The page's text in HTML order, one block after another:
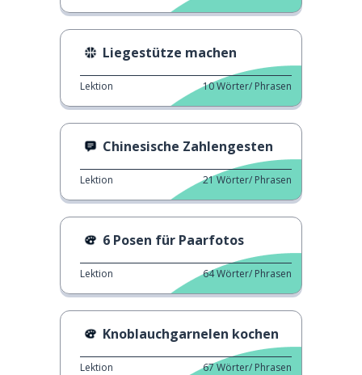
Liegestütze machen
Lektion 10Wörter/ Phrasen
Chinesische Zahlengesten
Lektion 21Wörter/ Phrasen
6 Posen für Paarfotos
Lektion 64Wörter/ Phrasen
Knoblauchgarnelen kochen
Lektion 67Wörter/ Phrasen